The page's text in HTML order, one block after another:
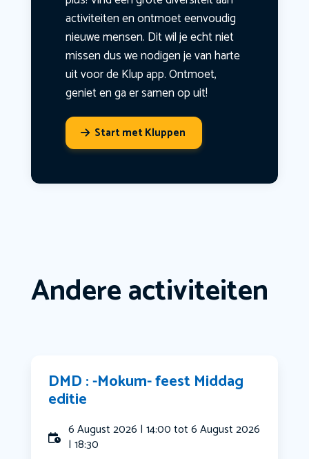
activiteiten en ontmoet eenvoudig
nieuwe mensen. Dit wil je echt niet
missen dus we nodigen je van harte
uit voor de Klup app. Ontmoet,
geniet en ga er samen op uit!
Start met Kluppen
Andere activiteiten
DMD : -Mokum- feest Middag
editie
6 August 2026 | 14:00 tot 6 August 2026
| 18:30